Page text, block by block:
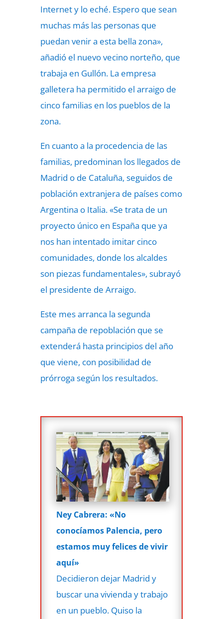
Internet y lo eché. Espero que sean
muchas más las personas que
puedan venir a esta bella zona»,
añadió el nuevo vecino norteño, que
trabaja en Gullón. La empresa
galletera ha permitido el arraigo de
cinco familias en los pueblos de la
zona.
En cuanto a la procedencia de las
familias, predominan los llegados de
Madrid o de Cataluña, seguidos de
población extranjera de países como
Argentina o Italia. «Se trata de un
proyecto único en España que ya
nos han intentado imitar cinco
comunidades, donde los alcaldes
son piezas fundamentales», subrayó
el presidente de Arraigo.
Este mes arranca la segunda
campaña de repoblación que se
extenderá hasta principios del año
que viene, con posibilidad de
prórroga según los resultados.
Ney Cabrera: «No
conocíamos Palencia, pero
estamos muy felices de vivir
aquí»
Decidieron dejar Madrid y
buscar una vivienda y trabajo
en un pueblo. Quiso la